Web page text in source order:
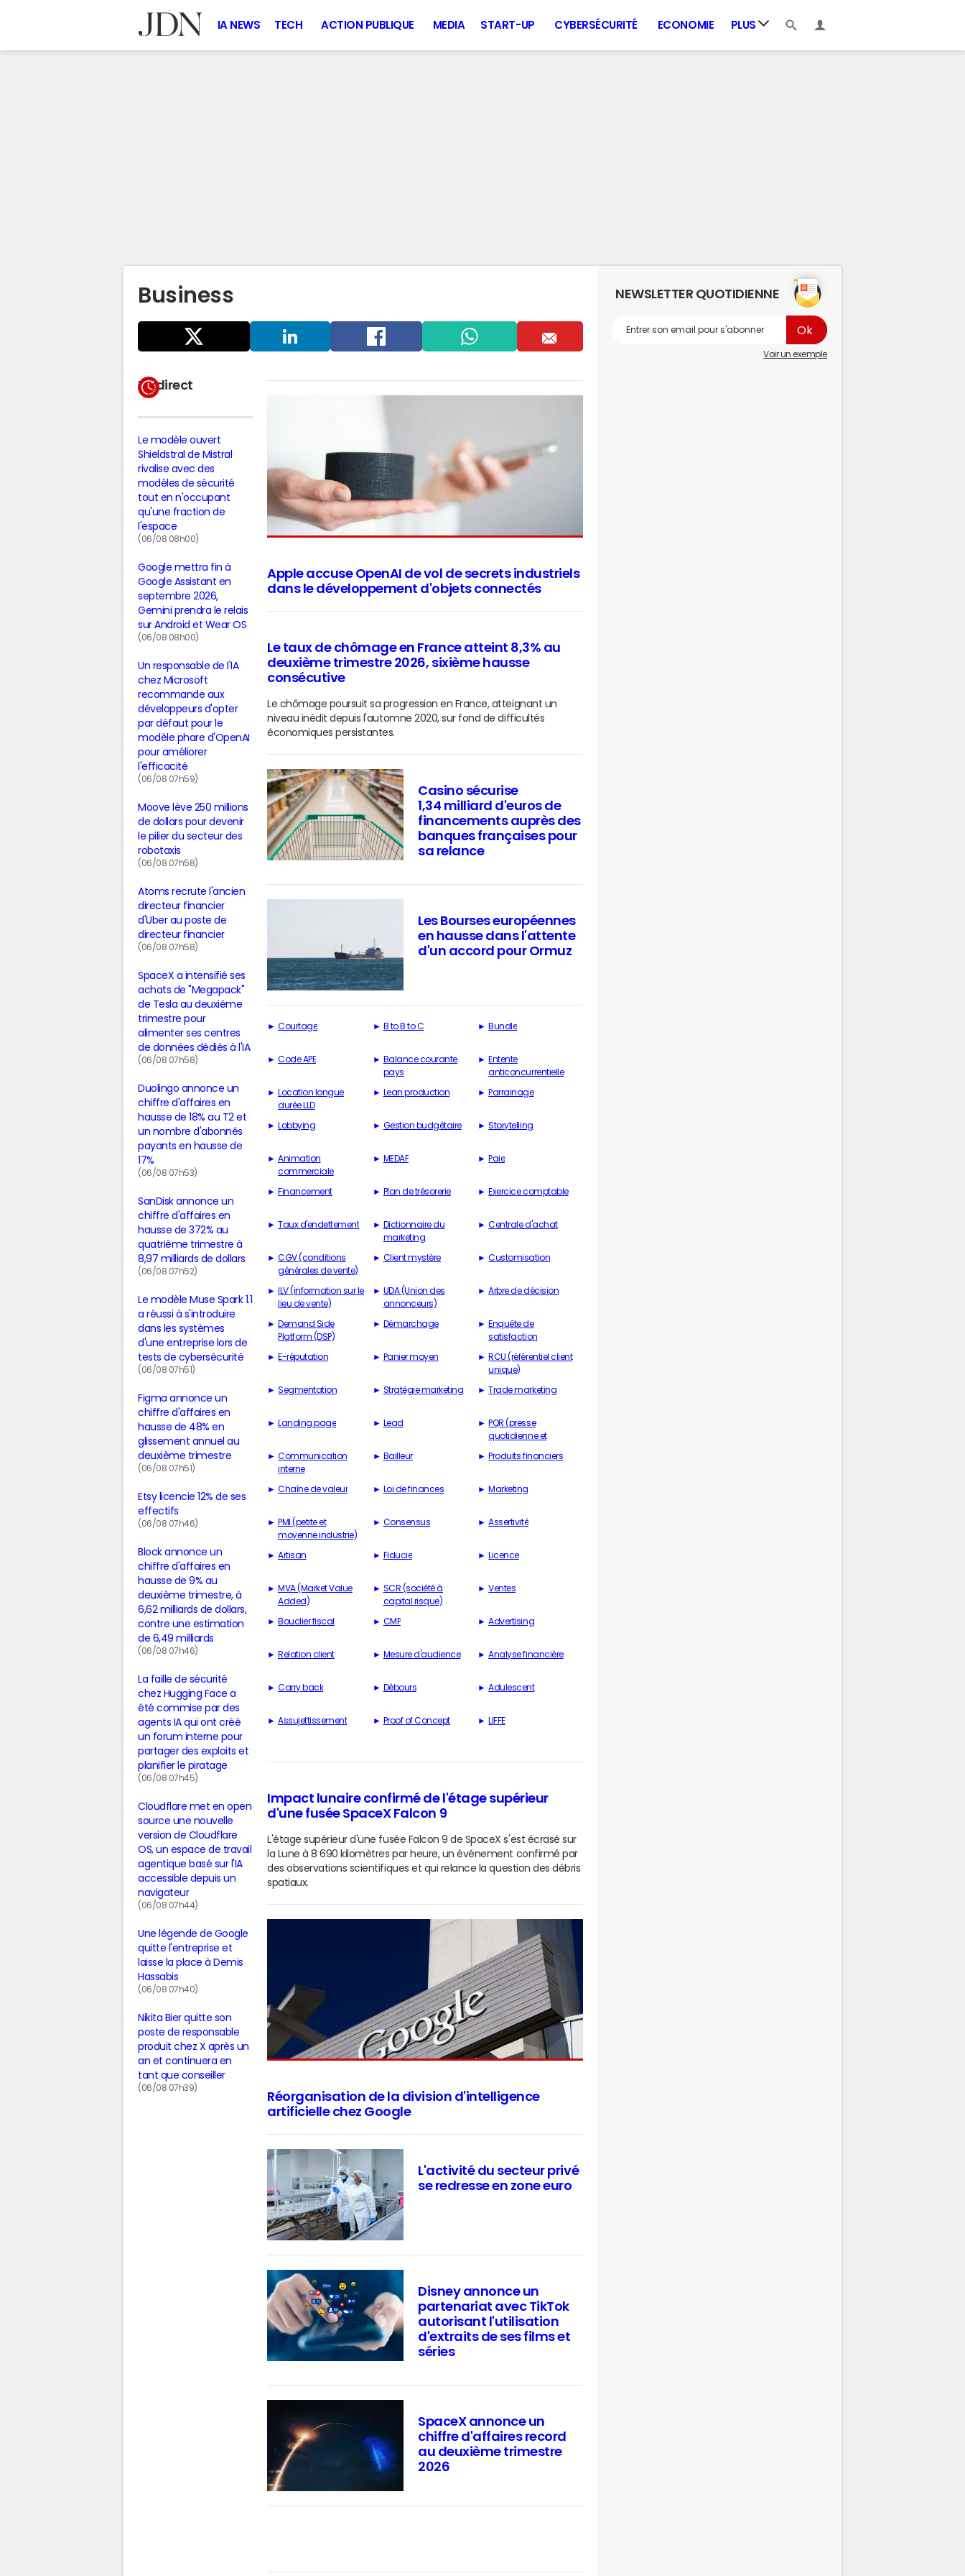
IA NEWS TECH ACTION PUBLIQUE MEDIA START-UP CYBERSÉCURITÉ ECONOMIE PLUS
Business
En direct
Le modèle ouvert
Shieldstral de Mistral
rivalise avec des
modèles de sécurité
tout en n'occupant
qu'une fraction de
l'espace
(06/08 08h00)
Google mettra fin à
Google Assistant en
septembre 2026,
Gemini prendra le relais
sur Android et Wear OS
(06/08 08h00)
Un responsable de l'IA
chez Microsoft
recommande aux
développeurs d'opter
par défaut pour le
modèle phare d'OpenAI
pour améliorer
l'efficacité
(06/08 07h59)
Moove lève 250 millions
de dollars pour devenir
le pilier du secteur des
robotaxis
(06/08 07h58)
Atoms recrute l'ancien
directeur financier
d'Uber au poste de
directeur financier
(06/08 07h58)
SpaceX a intensifié ses
achats de "Megapack"
de Tesla au deuxième
trimestre pour
alimenter ses centres
de données dédiés à l'IA
(06/08 07h58)
Duolingo annonce un
chiffre d'affaires en
hausse de 18% au T2 et
un nombre d'abonnés
payants en hausse de
17%
(06/08 07h53)
SanDisk annonce un
chiffre d'affaires en
hausse de 372% au
quatrième trimestre à
8,97 milliards de dollars
(06/08 07h52)
Le modèle Muse Spark 1.1
a réussi à s'introduire
dans les systèmes
d'une entreprise lors de
tests de cybersécurité
(06/08 07h51)
Figma annonce un
chiffre d'affaires en
hausse de 48% en
glissement annuel au
deuxième trimestre
(06/08 07h51)
Etsy licencie 12% de ses
effectifs
(06/08 07h46)
Block annonce un
chiffre d'affaires en
hausse de 9% au
deuxième trimestre, à
6,62 milliards de dollars,
contre une estimation
de 6,49 milliards
(06/08 07h46)
La faille de sécurité
chez Hugging Face a
été commise par des
agents IA qui ont créé
un forum interne pour
partager des exploits et
planifier le piratage
(06/08 07h45)
Cloudflare met en open
source une nouvelle
version de Cloudflare
OS, un espace de travail
agentique basé sur l'IA
accessible depuis un
navigateur
(06/08 07h44)
Une légende de Google
quitte l'entreprise et
laisse la place à Demis
Hassabis
(06/08 07h40)
Nikita Bier quitte son
poste de responsable
produit chez X après un
an et continuera en
tant que conseiller
(06/08 07h39)
Apple accuse OpenAI de vol de secrets industriels
dans le développement d'objets connectés
Le taux de chômage en France atteint 8,3% au
deuxième trimestre 2026, sixième hausse
consécutive
Le chômage poursuit sa progression en France, atteignant un
niveau inédit depuis l'automne 2020, sur fond de difficultés
économiques persistantes.
Casino sécurise
1,34 milliard d'euros de
financements auprès des
banques françaises pour
sa relance
Les Bourses européennes
en hausse dans l'attente
d'un accord pour Ormuz
Courtage B to B to C Bundle
Code APE
Balance courante
pays
Entente
anticoncurrentielle
Location longue
durée LLD
Lean production Parrainage
Lobbying Gestion budgétaire Storytelling
Animation
commerciale
MEDAF Paie
Financement Plan de trésorerie Exercice comptable
Taux d'endettement
Dictionnaire du
marketing
Centrale d'achat
CGV (conditions
générales de vente)
Client mystère Customisation
ILV (information sur le
lieu de vente)
UDA (Union des
annonceurs)
Arbre de décision
Demand Side
Platform (DSP)
Démarchage
Enquête de
satisfaction
E-réputation Panier moyen
RCU (référentiel client
unique)
Segmentation Stratégie marketing Trade marketing
Landing page Lead
PQR (presse
quotidienne et
Communication
interne
Bailleur Produits financiers
Chaîne de valeur Loi de finances Marketing
PMI (petite et
moyenne industrie)
Consensus Assertivité
Artisan Fiducie Licence
MVA (Market Value
Added)
SCR (société à
capital risque)
Ventes
Bouclier fiscal CMP Advertising
Relation client Mesure d'audience Analyse financière
Carry back Débours Adulescent
Assujettissement Proof of Concept LIFFE
Impact lunaire confirmé de l'étage supérieur
d'une fusée SpaceX Falcon 9
L'étage supérieur d'une fusée Falcon 9 de SpaceX s'est écrasé sur
la Lune à 8 690 kilomètres par heure, un événement confirmé par
des observations scientifiques et qui relance la question des débris
spatiaux.
Réorganisation de la division d'intelligence
artificielle chez Google
L'activité du secteur privé
se redresse en zone euro
Disney annonce un
partenariat avec TikTok
autorisant l'utilisation
d'extraits de ses films et
séries
SpaceX annonce un
chiffre d'affaires record
au deuxième trimestre
2026
NEWSLETTER QUOTIDIENNE
Voir un exemple